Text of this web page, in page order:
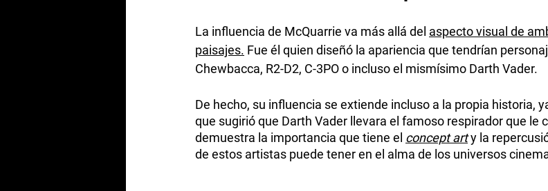
La influencia de McQuarrie va más allá del aspecto visual de
paisajes. Fue él quien diseñó la apariencia que tendrían
Chewbacca, R2-D2, C-3PO o incluso el mismísimo Darth Vader.
De hecho, su influencia se extiende incluso a la propia historia,
que sugirió que Darth Vader llevara el famoso respirador que le
demuestra la importancia que tiene el concept art y la
de estos artistas puede tener en el alma de los universos